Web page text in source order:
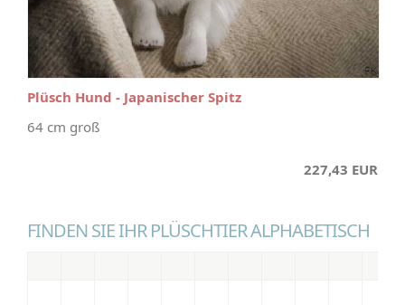
Plüsch Hund - Japanischer Spitz
64 cm groß
227,43 EUR
FINDEN SIE IHR PLÜSCHTIER ALPHABETISCH